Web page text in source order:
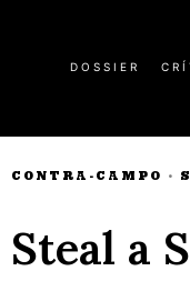
DOSSIER
CONTRA-CAMPO ·
Steal a